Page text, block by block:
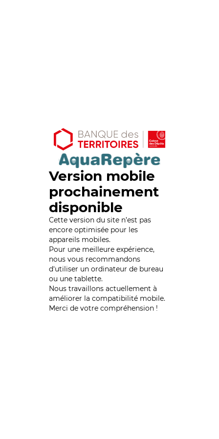
Version mobile
prochainement
disponible
Cette version du site n’est pas
encore optimisée pour les
appareils mobiles.
Pour une meilleure expérience,
nous vous recommandons
d'utiliser un ordinateur de bureau
ou une tablette.
Nous travaillons actuellement à
améliorer la compatibilité mobile.
Merci de votre compréhension !